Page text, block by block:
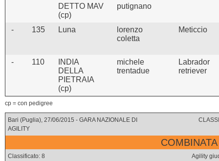
DETTO MAV
(cp)
putignano
- 135 Luna
lorenzo
coletta
Meticcio
- 110
INDIA
DELLA
PIETRAIA
(cp)
michele
trentadue
Labrador
retriever
cp = con pedigree
Bari (Puglia), 27/06/2015 - GARA NAZIONALE DI
AGILITY
Classificato: 8 Agility